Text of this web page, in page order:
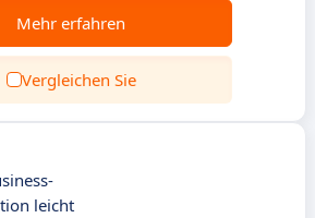
Mehr erfahren
Vergleichen Sie
leicht